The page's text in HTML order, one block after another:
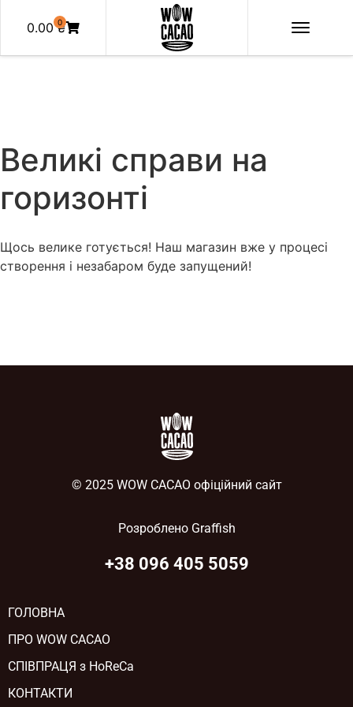
0.00₴
0
Великі справи на
горизонті
Щось велике готується! Наш магазин вже у процесі
створення і незабаром буде запущений!
© 2025 WOW CACAO офіційний сайт
Розроблено Graffish
+38 096 405 5059
ГОЛОВНА
ПРО WOW CACAO
СПІВПРАЦЯ з HoReCa
КОНТАКТИ